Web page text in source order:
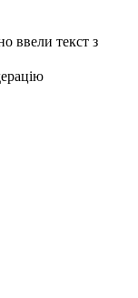
ввели текст з